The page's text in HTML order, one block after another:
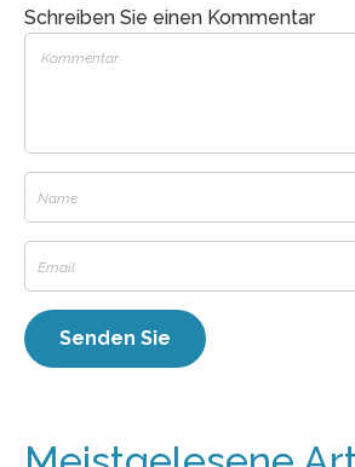
Schreiben Sie einen Kommentar